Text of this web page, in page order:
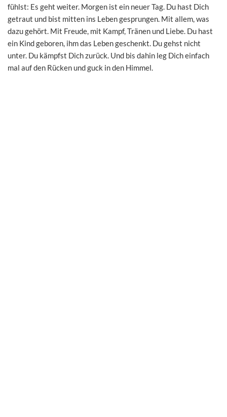
fühlst: Es geht weiter. Morgen ist ein neuer Tag. Du hast Dich
getraut und bist mitten ins Leben gesprungen. Mit allem, was
dazu gehört. Mit Freude, mit Kampf, Tränen und Liebe. Du hast
ein Kind geboren, ihm das Leben geschenkt. Du gehst nicht
unter. Du kämpfst Dich zurück. Und bis dahin leg Dich einfach
mal auf den Rücken und guck in den Himmel.